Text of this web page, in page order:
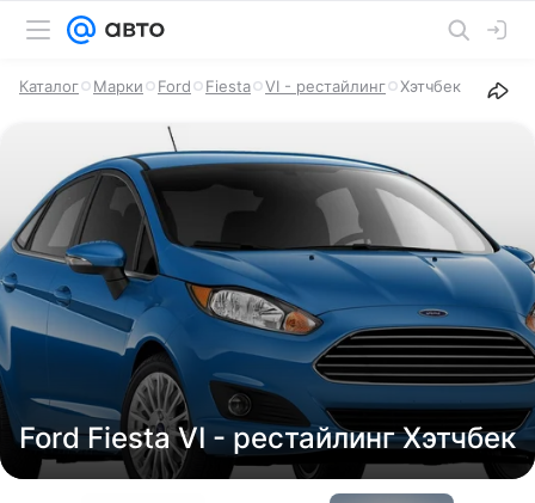
Каталог Марки Ford Fiesta VI - рестайлинг Хэтчбек
Ford Fiesta VI - рестайлинг Хэтчбек